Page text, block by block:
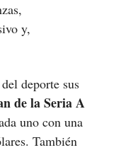
y,
deporte sus
de la Seria A
uno con una
También